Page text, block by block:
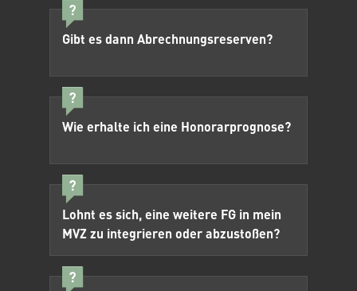
Gibt es dann Abrechnungsreserven?
Wie erhalte ich eine Honorarprognose?
Lohnt es sich, eine weitere FG in mein
MVZ zu integrieren oder abzustoßen?